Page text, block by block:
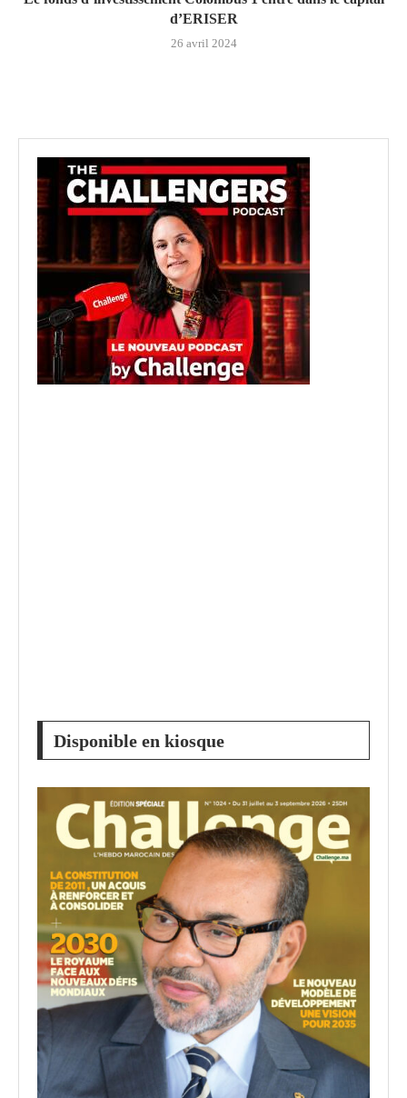
d’ERISER
26 avril 2024
Disponible en kiosque